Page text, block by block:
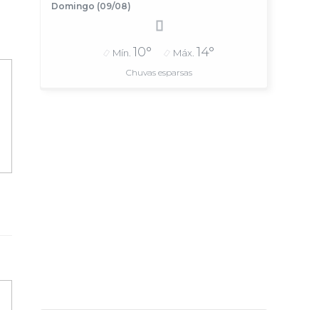
Domingo (09/08)
Mín. 10° Máx. 14°
Chuvas esparsas